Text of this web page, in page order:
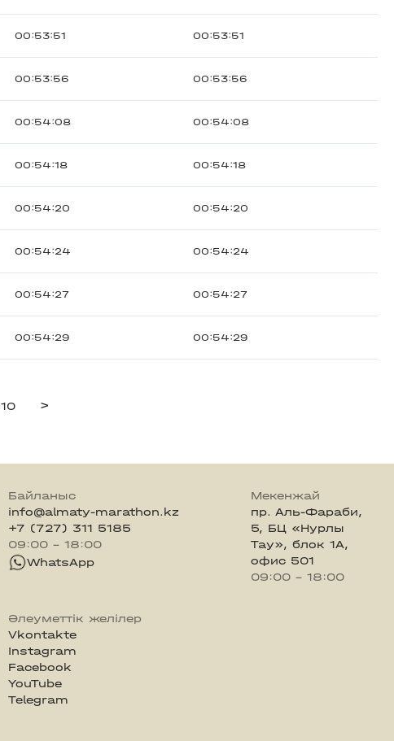
00:53:51 00:53:51
00:53:56 00:53:56
00:54:08 00:54:08
00:54:18 00:54:18
00:54:20 00:54:20
00:54:24 00:54:24
00:54:27 00:54:27
00:54:29 00:54:29
10 >
Байланыс
info@almaty-marathon.kz
+7 (727) 311 5185
09:00 - 18:00
WhatsApp
Мекенжай
пр. Аль-Фараби,
5, БЦ «Нурлы
Тау», блок 1А,
офис 501
09:00 - 18:00
Әлеуметтік желілер
Vkontakte
Instagram
Facebook
YouTube
Telegram